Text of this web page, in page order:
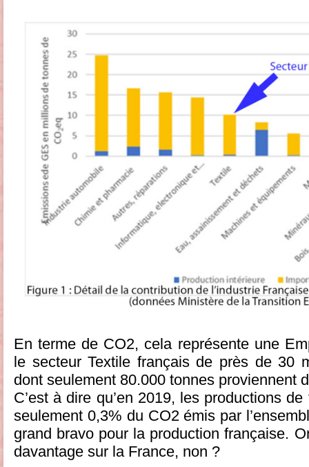
En terme de CO2, cela représente une
le secteur Textile français de près de 30
dont seulement 80.000 tonnes proviennent
C’est à dire qu’en 2019, les productions
seulement 0,3% du CO2 émis par
grand bravo pour la production française.
davantage sur la France, non ?